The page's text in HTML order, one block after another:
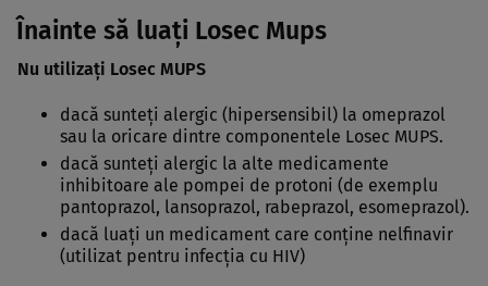
Înainte să luaţi Losec Mups
Nu utilizaţi Losec MUPS
dacă sunteţi alergic (hipersensibil) la omeprazol
sau la oricare dintre componentele Losec MUPS.
dacă sunteţi alergic la alte medicamente
inhibitoare ale pompei de protoni (de exemplu
pantoprazol, lansoprazol, rabeprazol, esomeprazol).
dacă luaţi un medicament care conţine nelfinavir
(utilizat pentru infecţia cu HIV)